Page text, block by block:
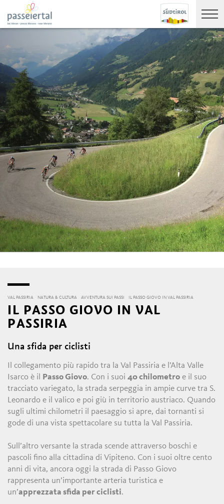
VAL PASSIRIA NATURA & CULTURA AVVENTURA SUI PASSI IL PASSO GIOVO IN VAL PASSIRIA
IL PASSO GIOVO IN VAL
PASSIRIA
Una sfida per ciclisti
Il collegamento più rapido tra la Val Passiria e l’Alta Valle
Isarco è il
Passo Giovo. Con i suoi40 chilometro e il suo
tracciato variegato, la strada serpeggia in ampie curve tra S.
Leonardo e il valico e poi giù in territorio austriaco. Quando
sugli ultimi chilometri il paesaggio si apre, dai tornanti si
gode di una vista spettacolare su tutta la Val Passiria.
Sull’altro versante la strada scende attraverso boschi e
pascoli fino alla cittadina di Vipiteno. Con i suoi oltre cento
anni di vita, ancora oggi la strada di Passo Giovo
rappresenta un’importante arteria turistica e
un’apprezzata sfida per ciclisti.